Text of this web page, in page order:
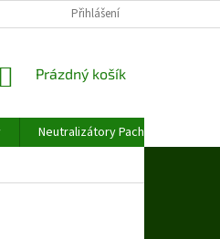
Přihlášení
NÁKUPNÍ
Prázdný košík
Neutralizátory Pachu